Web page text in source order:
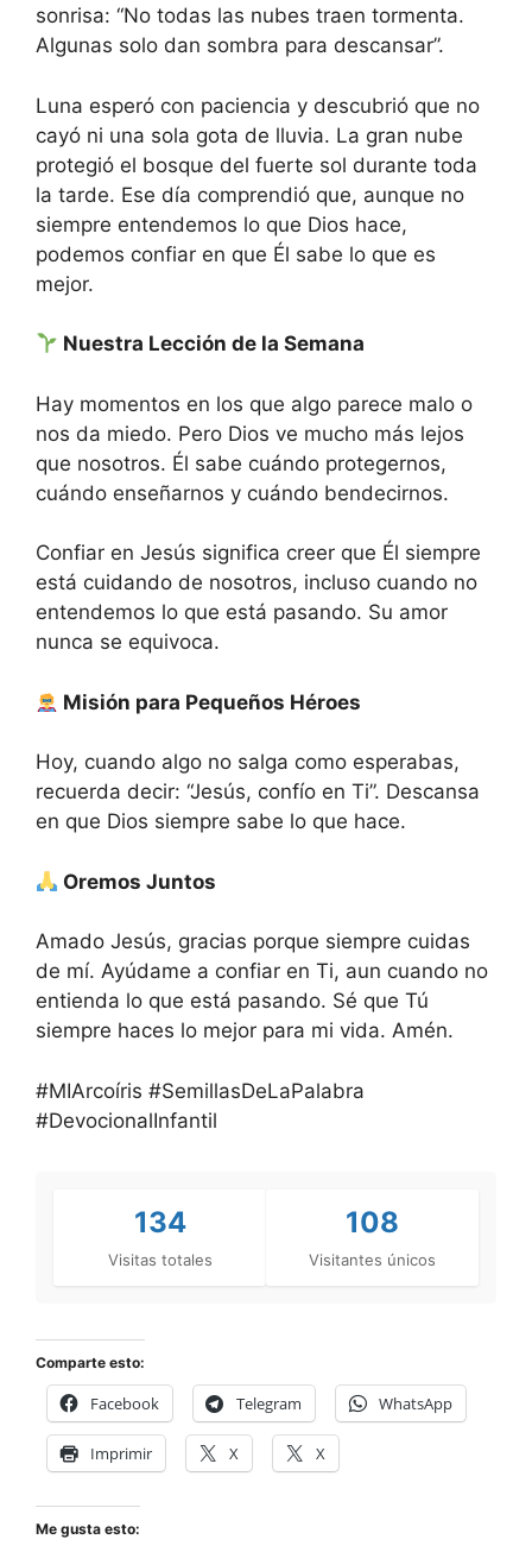
sonrisa: “No todas las nubes traen tormenta.
Algunas solo dan sombra para descansar”.
Luna esperó con paciencia y descubrió que no
cayó ni una sola gota de lluvia. La gran nube
protegió el bosque del fuerte sol durante toda
la tarde. Ese día comprendió que, aunque no
siempre entendemos lo que Dios hace,
podemos confiar en que Él sabe lo que es
mejor.
Nuestra Lección de la Semana
Hay momentos en los que algo parece malo o
nos da miedo. Pero Dios ve mucho más lejos
que nosotros. Él sabe cuándo protegernos,
cuándo enseñarnos y cuándo bendecirnos.
Confiar en Jesús significa creer que Él siempre
está cuidando de nosotros, incluso cuando no
entendemos lo que está pasando. Su amor
nunca se equivoca.
Misión para Pequeños Héroes
Hoy, cuando algo no salga como esperabas,
recuerda decir: “Jesús, confío en Ti”. Descansa
en que Dios siempre sabe lo que hace.
Oremos Juntos
Amado Jesús, gracias porque siempre cuidas
de mí. Ayúdame a confiar en Ti, aun cuando no
entienda lo que está pasando. Sé que Tú
siempre haces lo mejor para mi vida. Amén.
#MIArcoíris #SemillasDeLaPalabra
#DevocionalInfantil
134
Visitas totales
108
Visitantes únicos
Comparte esto:
Facebook Telegram WhatsApp
Imprimir X X
Me gusta esto: